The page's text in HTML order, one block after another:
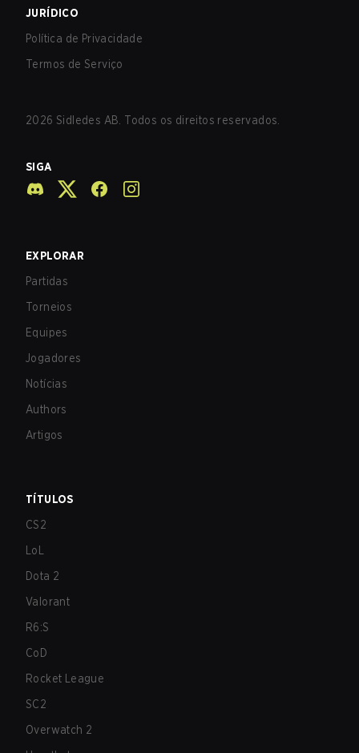
JURÍDICO
Política de Privacidade
Termos de Serviço
2026 Sidledes AB. Todos os direitos reservados.
SIGA
EXPLORAR
Partidas
Torneios
Equipes
Jogadores
Notícias
Authors
Artigos
TÍTULOS
CS2
LoL
Dota 2
Valorant
R6:S
CoD
Rocket League
SC2
Overwatch 2